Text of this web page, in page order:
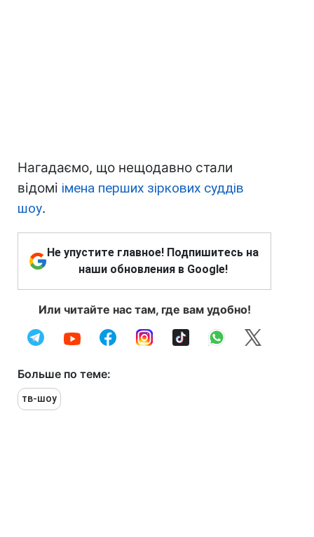
Нагадаємо, що нещодавно стали
відомі імена перших зіркових суддів
шоу.
Не упустите главное! Подпишитесь на
наши обновления в Google!
Или читайте нас там, где вам удобно!
Больше по теме:
тв-шоу